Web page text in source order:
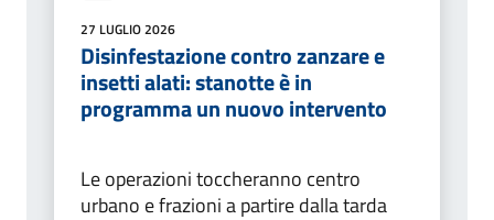
27 LUGLIO 2026
Disinfestazione contro zanzare e
insetti alati: stanotte è in
programma un nuovo intervento
Le operazioni toccheranno centro
urbano e frazioni a partire dalla tarda